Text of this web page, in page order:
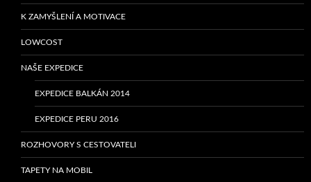
K ZAMYŠLENÍ A MOTIVACE
LOWCOST
NAŠE EXPEDICE
EXPEDICE BALKÁN 2014
EXPEDICE PERU 2016
ROZHOVORY S CESTOVATELI
TAPETY NA MOBIL